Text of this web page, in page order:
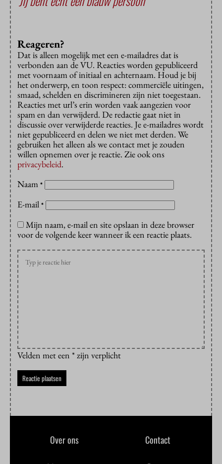
Reageren?
Dat is alleen mogelijk met een e-mailadres dat is
verbonden aan de VU. Reacties worden gepubliceerd
met voornaam of initiaal en achternaam. Houd je bij
het onderwerp, en toon respect: commerciële uitingen,
smaad, schelden en discrimineren zijn niet toegestaan.
Reacties met url’s erin worden vaak aangezien voor
spam en dan verwijderd. De redactie gaat niet in
discussie over verwijderde reacties. Je e-mailadres wordt
niet gepubliceerd en delen we niet met derden. We
gebruiken het alleen als we contact met je zouden
willen opnemen over je reactie. Zie ook ons
privacybeleid.
Naam *
E-mail *
Mijn naam, e-mail en site opslaan in deze browser
voor de volgende keer wanneer ik een reactie plaats.
Velden met een * zijn verplicht
Over ons Contact